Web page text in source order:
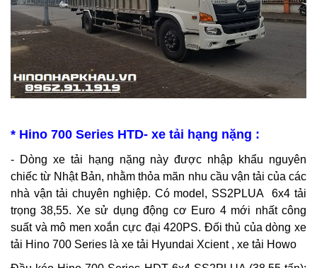
* Hino 700 Series HTD- xe tải hạng nặng :
- Dòng xe tải hạng nặng này được nhập khẩu nguyên
chiếc từ Nhật Bản, nhằm thỏa mãn nhu cầu vận tải của các
nhà vận tải chuyên nghiệp. Có model, SS2PLUA 6x4 tải
trọng 38,55. Xe sử dụng động cơ Euro 4 mới nhất công
suất và mô men xoắn cực đại 420PS. Đối thủ của dòng xe
tải Hino 700 Series là xe tải Hyundai Xcient , xe tải Howo